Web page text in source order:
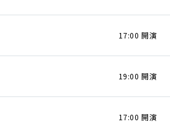
17:00 開演
19:00 開演
17:00 開演